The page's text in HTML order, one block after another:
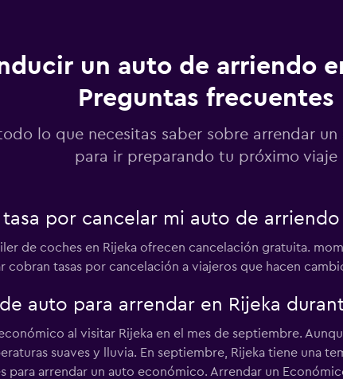
Ver precios
un auto de arriendo
Preguntas frecuentes
lo que necesitas saber sobre arrendar un
para ir preparando tu próximo viaje
por cancelar mi auto de arriendo
de coches en Rijeka ofrecen cancelación gratuita.
cobran tasas por cancelación a viajeros que hacen
auto para arrendar en Rijeka
al visitar Rijeka en el mes de septiembre.
suaves y lluvia. En septiembre, Rijeka tiene una
arrendar un auto económico. Arrendar un